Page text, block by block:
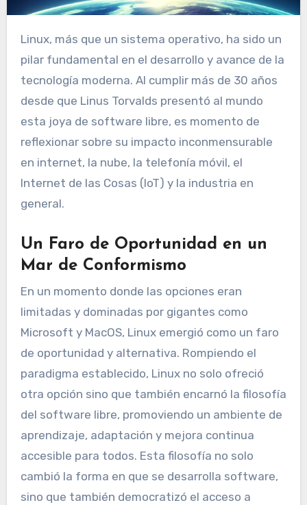
Linux, más que un sistema operativo, ha sido un
pilar fundamental en el desarrollo y avance de la
tecnología moderna. Al cumplir más de 30 años
desde que Linus Torvalds presentó al mundo
esta joya de software libre, es momento de
reflexionar sobre su impacto inconmensurable
en internet, la nube, la telefonía móvil, el
Internet de las Cosas (IoT) y la industria en
general.
Un Faro de Oportunidad en un
Mar de Conformismo
En un momento donde las opciones eran
limitadas y dominadas por gigantes como
Microsoft y MacOS, Linux emergió como un faro
de oportunidad y alternativa. Rompiendo el
paradigma establecido, Linux no solo ofreció
otra opción sino que también encarnó la filosofía
del software libre, promoviendo un ambiente de
aprendizaje, adaptación y mejora continua
accesible para todos. Esta filosofía no solo
cambió la forma en que se desarrolla software,
sino que también democratizó el acceso a